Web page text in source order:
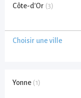
Côte-d'Or (3)
Choisir une ville
Yonne (1)